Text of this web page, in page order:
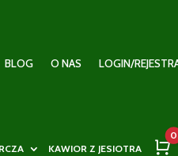
BLOG O NAS LOGIN/
KAWIOR Z JESIOTRA
0